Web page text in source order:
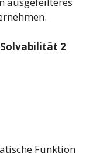
Solvabilität 2
Funktion